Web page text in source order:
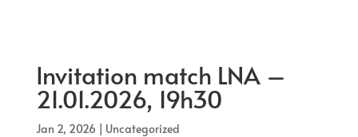
Invitation match LNA –
21.01.2026, 19h30
Jan 2, 2026 | Uncategorized